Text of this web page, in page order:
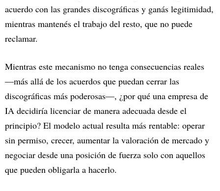
acuerdo con las grandes discográficas y ganás legitimidad,
mientras mantenés el trabajo del resto, que no puede
reclamar.
Mientras este mecanismo no tenga consecuencias reales
—más allá de los acuerdos que puedan cerrar las
discográficas más poderosas—, ¿por qué una empresa de
IA decidiría licenciar de manera adecuada desde el
principio? El modelo actual resulta más rentable: operar
sin permiso, crecer, aumentar la valoración de mercado y
negociar desde una posición de fuerza solo con aquellos
que pueden obligarla a hacerlo.